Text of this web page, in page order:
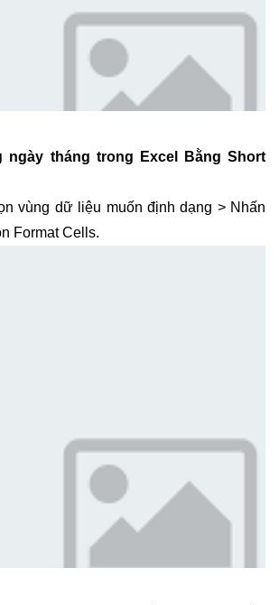
ngày tháng trong Excel Bằng Short
vùng dữ liệu muốn định dạng > Nhấn
Format Cells.